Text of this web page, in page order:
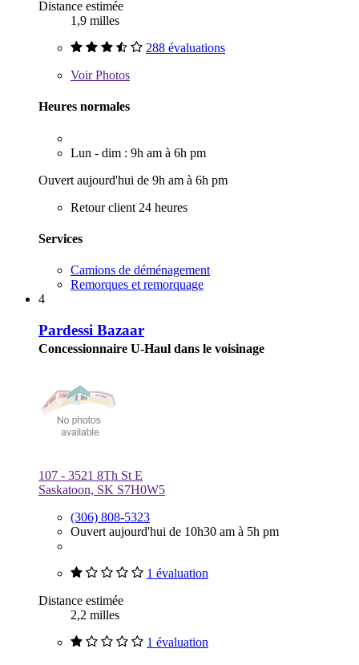
Distance estimée
1,9 milles
288 évaluations
VoirPhotos
Heures normales
Lun - dim : 9h am à 6h pm
Ouvert aujourd'hui de 9h am à 6h pm
Retour client 24 heures
Services
Camions de déménagement
Remorques et remorquage
4
Pardessi Bazaar
Concessionnaire U-Haul dans le voisinage
107 - 3521 8Th St E
Saskatoon, SK S7H0W5
(306) 808-5323
Ouvert aujourd'hui de 10h30 am à 5h pm
1 évaluation
Distance estimée
2,2 milles
1 évaluation